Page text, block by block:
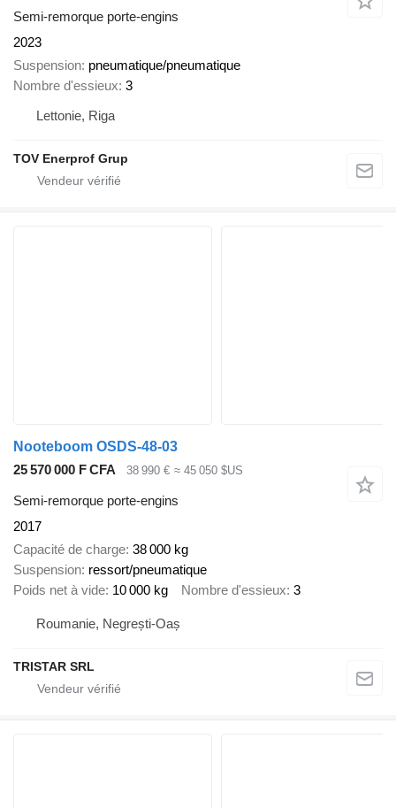
Semi-remorque porte-engins
2023
Suspension pneumatique/pneumatique
Nombre d'essieux 3
Lettonie, Riga
TOV Enerprof Grup
Nooteboom OSDS-48-03
25 570 000 F CFA
38 990 € ≈ 45 050 $US
Semi-remorque porte-engins
2017
Capacité de charge 38 000 kg
Suspension ressort/pneumatique
Poids net à vide 10 000 kg Nombre d'essieux 3
Roumanie, Negrești-Oaș
TRISTAR SRL